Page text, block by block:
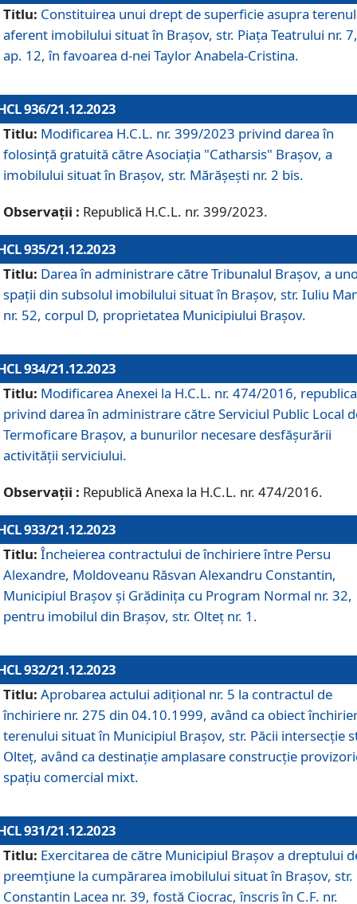
Titlu: Constituirea unui drept de superficie asupra
aferent imobilului situat în Brașov, str. Piața Teatrului nr. 7,
ap. 12, în favoarea d-nei Taylor Anabela-Cristina.
936/21.12.2023
Titlu: Modificarea H.C.L. nr. 399/2023 privind darea în
folosinţă gratuită către Asociaţia "Catharsis" Brașov, a
imobilului situat în Braşov, str. Mărăşeşti nr. 2 bis.
Observații : Republică H.C.L. nr. 399/2023.
935/21.12.2023
Titlu: Darea în administrare către Tribunalul Brașov, a
spații din subsolul imobilului situat în Brașov, str. Iuliu
nr. 52, corpul D, proprietatea Municipiului Brașov.
934/21.12.2023
Titlu: Modificarea Anexei la H.C.L. nr. 474/2016,
privind darea în administrare către Serviciul Public Local
Termoficare Braşov, a bunurilor necesare desfăşurării
activităţii serviciului.
Observații : Republică Anexa la H.C.L. nr. 474/2016.
933/21.12.2023
Titlu: Încheierea contractului de închiriere între Persu
Alexandre, Moldoveanu Răsvan Alexandru Constantin,
Municipiul Braşov şi Grădinița cu Program Normal nr. 32,
pentru imobilul din Brașov, str. Olteț nr. 1.
932/21.12.2023
Titlu: Aprobarea actului adițional nr. 5 la contractul de
închiriere nr. 275 din 04.10.1999, având ca obiect
terenului situat în Municipiul Brașov, str. Păcii intersecție
Olteț, având ca destinație amplasare construcție
spațiu comercial mixt.
931/21.12.2023
Titlu: Exercitarea de către Municipiul Brașov a dreptului
preemțiune la cumpărarea imobilului situat în Brașov, str.
Constantin Lacea nr. 39, fostă Ciocrac, înscris în C.F. nr.